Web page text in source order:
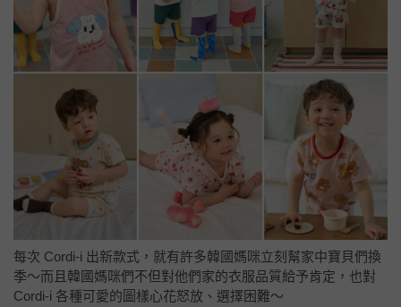
每次 Cordi-i 出新款式，就有許多韓國媽咪立刻幫家中寶貝們換
季～而且韓國媽咪們不但對他們家的衣服品質給予肯定，也對
Cordi-i 各種可愛的圖樣心花怒放、選擇困難～